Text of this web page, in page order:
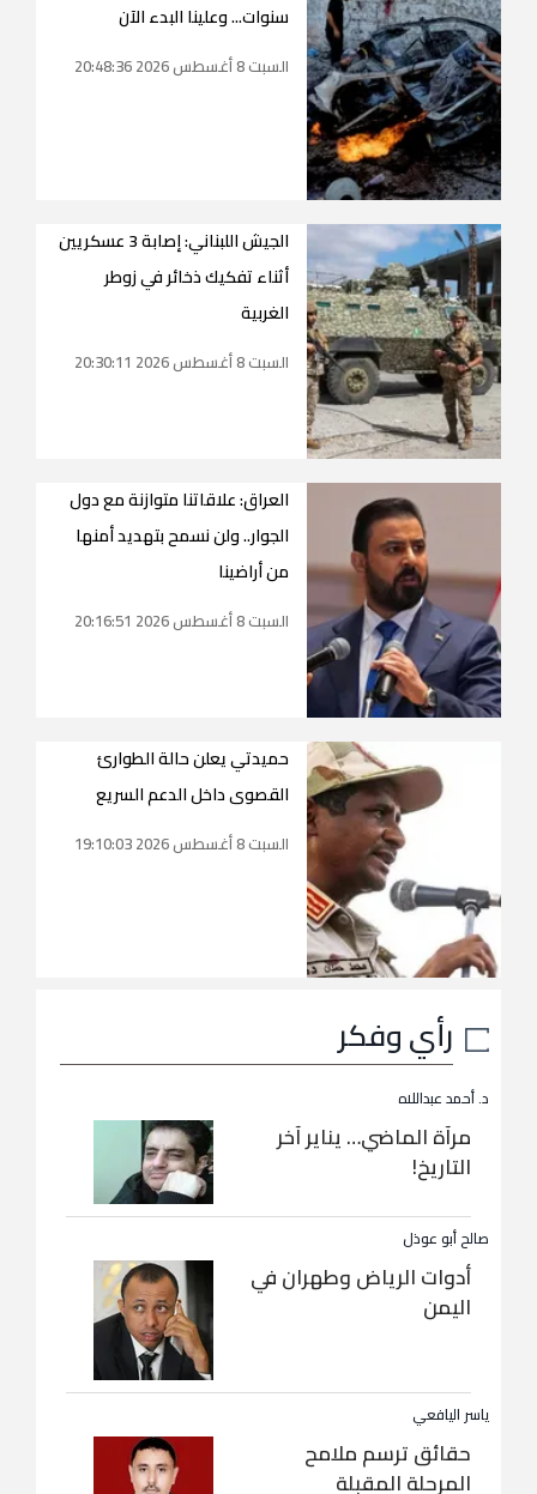
سنوات... وعلينا البدء الآن
السبت 8 أغسطس 2026 20:48:36
الجيش اللبناني: إصابة 3 عسكريين
أثناء تفكيك ذخائر في زوطر
الغربية
السبت 8 أغسطس 2026 20:30:11
العراق: علاقاتنا متوازنة مع دول
الجوار.. ولن نسمح بتهديد أمنها
من أراضينا
السبت 8 أغسطس 2026 20:16:51
حميدتي يعلن حالة الطوارئ
القصوى داخل الدعم السريع
السبت 8 أغسطس 2026 19:10:03
رأي وفكر
د. أحمد عبداللاه
مرآة الماضي… يناير آخر
التاريخ!
صالح أبو عوذل
أدوات الرياض وطهران في
اليمن
ياسر اليافعي
حقائق ترسم ملامح
المرحلة المقبلة